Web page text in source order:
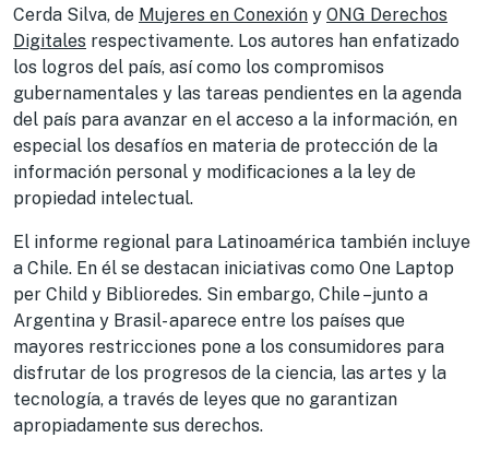
Cerda Silva, de Mujeres en Conexión y ONG Derechos
Digitales respectivamente. Los autores han enfatizado
los logros del país, así como los compromisos
gubernamentales y las tareas pendientes en la agenda
del país para avanzar en el acceso a la información, en
especial los desafíos en materia de protección de la
información personal y modificaciones a la ley de
propiedad intelectual.
El informe regional para Latinoamérica también incluye
a Chile. En él se destacan iniciativas como One Laptop
per Child y Biblioredes. Sin embargo, Chile –junto a
Argentina y Brasil- aparece entre los países que
mayores restricciones pone a los consumidores para
disfrutar de los progresos de la ciencia, las artes y la
tecnología, a través de leyes que no garantizan
apropiadamente sus derechos.